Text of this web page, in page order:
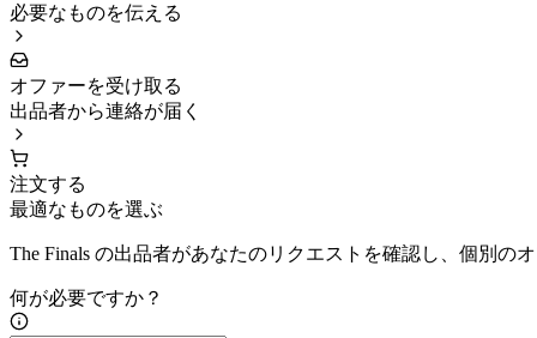
必要なものを伝える
オファーを受け取る
出品者から連絡が届く
注文する
最適なものを選ぶ
The Finals の出品者があなたのリクエストを確認し、個別の
何が必要ですか？